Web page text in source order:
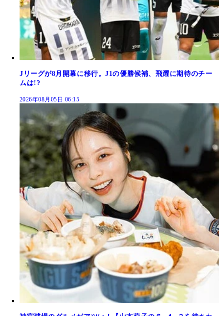
Jリーグが8月開幕に移行。J1の優勝候補、飛躍に期待のチー
ムは!?
2026年08月05日 06:15